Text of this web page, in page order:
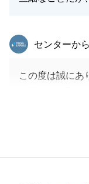
東急リバブル
センターか
この度は誠にあ
今後のお客様
す。